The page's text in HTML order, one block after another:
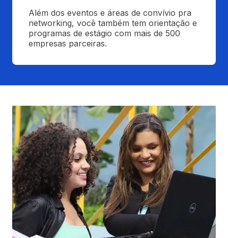
Além dos eventos e áreas de convívio pra
networking, você também tem orientação e
programas de estágio com mais de 500
empresas parceiras.